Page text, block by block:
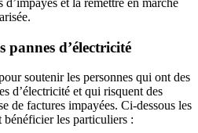
et la remettre en marche
pannes d’électricité
soutenir les personnes qui ont des
d’électricité et qui risquent des
de factures impayées. Ci-dessous les
les particuliers :